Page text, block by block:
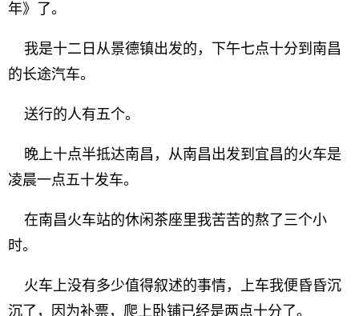
年》了。
我是十二日从景德镇出发的，下午七点十分到南昌
的长途汽车。
送行的人有五个。
晚上十点半抵达南昌，从南昌出发到宜昌的火车是
凌晨一点五十发车。
在南昌火车站的休闲茶座里我苦苦的熬了三个小
时。
火车上没有多少值得叙述的事情，上车我便昏昏沉
沉了，因为补票，爬上卧铺已经是两点十分了。